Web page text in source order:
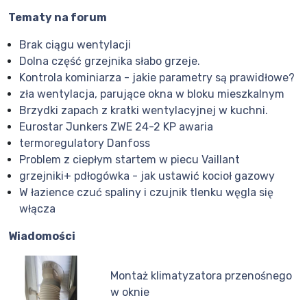
Tematy na forum
Brak ciągu wentylacji
Dolna część grzejnika słabo grzeje.
Kontrola kominiarza - jakie parametry są prawidłowe?
zła wentylacja, parujące okna w bloku mieszkalnym
Brzydki zapach z kratki wentylacyjnej w kuchni.
Eurostar Junkers ZWE 24-2 KP awaria
termoregulatory Danfoss
Problem z ciepłym startem w piecu Vaillant
grzejniki+ pdłogówka - jak ustawić kocioł gazowy
W łazience czuć spaliny i czujnik tlenku węgla się
włącza
Wiadomości
Montaż klimatyzatora przenośnego
w oknie